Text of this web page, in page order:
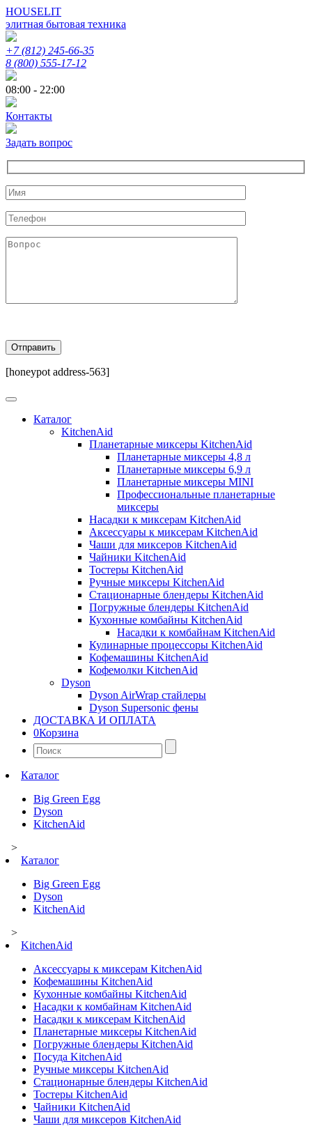
HOUSELIT
элитная бытовая техника
+7 (812) 245-66-35
8 (800) 555-17-12
08:00 - 22:00
Контакты
Задать вопрос
[honeypot address-563]
Каталог
KitchenAid
Планетарные миксеры KitchenAid
Планетарные миксеры 4,8 л
Планетарные миксеры 6,9 л
Планетарные миксеры MINI
Профессиональные планетарные
миксеры
Насадки к миксерам KitchenAid
Аксессуары к миксерам KitchenAid
Чаши для миксеров KitchenAid
Чайники KitchenAid
Тостеры KitchenAid
Ручные миксеры KitchenAid
Стационарные блендеры KitchenAid
Погружные блендеры KitchenAid
Кухонные комбайны KitchenAid
Насадки к комбайнам KitchenAid
Кулинарные процессоры KitchenAid
Кофемашины KitchenAid
Кофемолки KitchenAid
Dyson
Dyson AirWrap стайлеры
Dyson Supersonic фены
ДОСТАВКА И ОПЛАТА
0Корзина
Найти:
Каталог
Big Green Egg
Dyson
KitchenAid
>
Каталог
Big Green Egg
Dyson
KitchenAid
>
KitchenAid
Аксессуары к миксерам KitchenAid
Кофемашины KitchenAid
Кухонные комбайны KitchenAid
Насадки к комбайнам KitchenAid
Насадки к миксерам KitchenAid
Планетарные миксеры KitchenAid
Погружные блендеры KitchenAid
Посуда KitchenAid
Ручные миксеры KitchenAid
Стационарные блендеры KitchenAid
Тостеры KitchenAid
Чайники KitchenAid
Чаши для миксеров KitchenAid